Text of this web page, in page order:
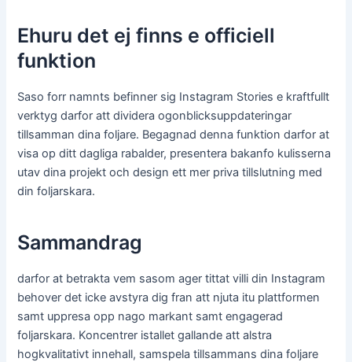
Ehuru det ej finns e officiell
funktion
Saso forr namnts befinner sig Instagram Stories e kraftfullt
verktyg darfor att dividera ogonblicksuppdateringar
tillsamman dina foljare. Begagnad denna funktion darfor at
visa op ditt dagliga rabalder, presentera bakanfo kulisserna
utav dina projekt och design ett mer priva tillslutning med
din foljarskara.
Sammandrag
darfor at betrakta vem sasom ager tittat villi din Instagram
behover det icke avstyra dig fran att njuta itu plattformen
samt uppresa opp nago markant samt engagerad
foljarskara. Koncentrer istallet gallande att alstra
hogkvalitativt innehall, samspela tillsammans dina foljare